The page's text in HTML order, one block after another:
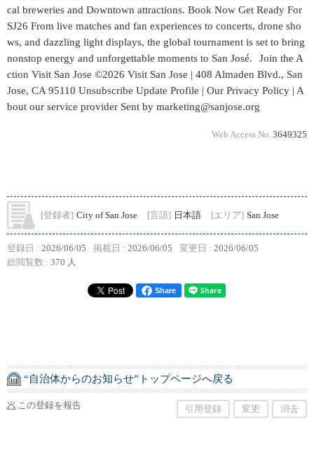
cal breweries and Downtown attractions. Book Now Get Ready For
SJ26 From live matches and fan experiences to concerts, drone sho
ws, and dazzling light displays, the global tournament is set to bring
nonstop energy and unforgettable moments to San José. Join the A
ction Visit San Jose ©2026 Visit San Jose | 408 Almaden Blvd., San
Jose, CA 95110 Unsubscribe Update Profile | Our Privacy Policy | A
bout our service provider Sent by marketing@sanjose.org
Web Access No. 3649325
[登録者] City of San Jose [言語] 日本語 [エリア] San Jose
登録日 : 2026/06/05 掲載日 : 2026/06/05 変更日 : 2026/06/05
総閲覧数 : 370 人
Share
“自治体からのお知らせ”トップページへ戻る
この登録を報告 引用登録 変更 消去